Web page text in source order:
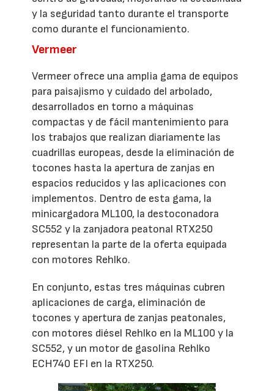
y la seguridad tanto durante el transporte
como durante el funcionamiento.
Vermeer
Vermeer ofrece una amplia gama de equipos
para paisajismo y cuidado del arbolado,
desarrollados en torno a máquinas
compactas y de fácil mantenimiento para
los trabajos que realizan diariamente las
cuadrillas europeas, desde la eliminación de
tocones hasta la apertura de zanjas en
espacios reducidos y las aplicaciones con
implementos. Dentro de esta gama, la
minicargadora ML100, la destoconadora
SC552 y la zanjadora peatonal RTX250
representan la parte de la oferta equipada
con motores Rehlko.
En conjunto, estas tres máquinas cubren
aplicaciones de carga, eliminación de
tocones y apertura de zanjas peatonales,
con motores diésel Rehlko en la ML100 y la
SC552, y un motor de gasolina Rehlko
ECH740 EFI en la RTX250.